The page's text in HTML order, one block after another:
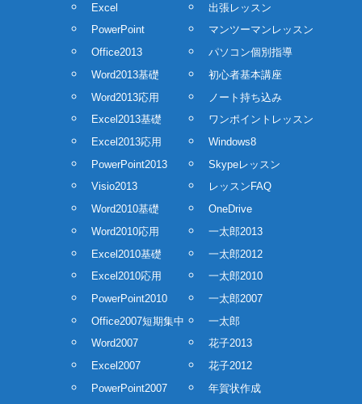
Excel
PowerPoint
Office2013
Word2013基礎
Word2013応用
Excel2013基礎
Excel2013応用
PowerPoint2013
Visio2013
Word2010基礎
Word2010応用
Excel2010基礎
Excel2010応用
PowerPoint2010
Office2007短期集中
Word2007
Excel2007
PowerPoint2007
出張レッスン
マンツーマンレッスン
パソコン個別指導
初心者基本講座
ノート持ち込み
ワンポイントレッスン
Windows8
Skypeレッスン
レッスンFAQ
OneDrive
一太郎2013
一太郎2012
一太郎2010
一太郎2007
一太郎
花子2013
花子2012
年賀状作成